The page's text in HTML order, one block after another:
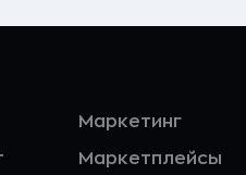
Маркетинг
Маркетплейсы